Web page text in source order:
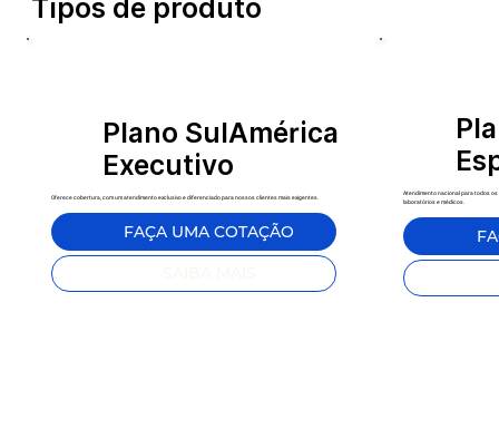
Tipos de produto
Plano SulAmérica
Executivo
Oferece cobertura, com um atendimento exclusivo e diferenciado para nossos clientes mais exigentes.
FAÇA UMA COTAÇÃO
Atendimento nacional para todos
laboratórios e médicos.